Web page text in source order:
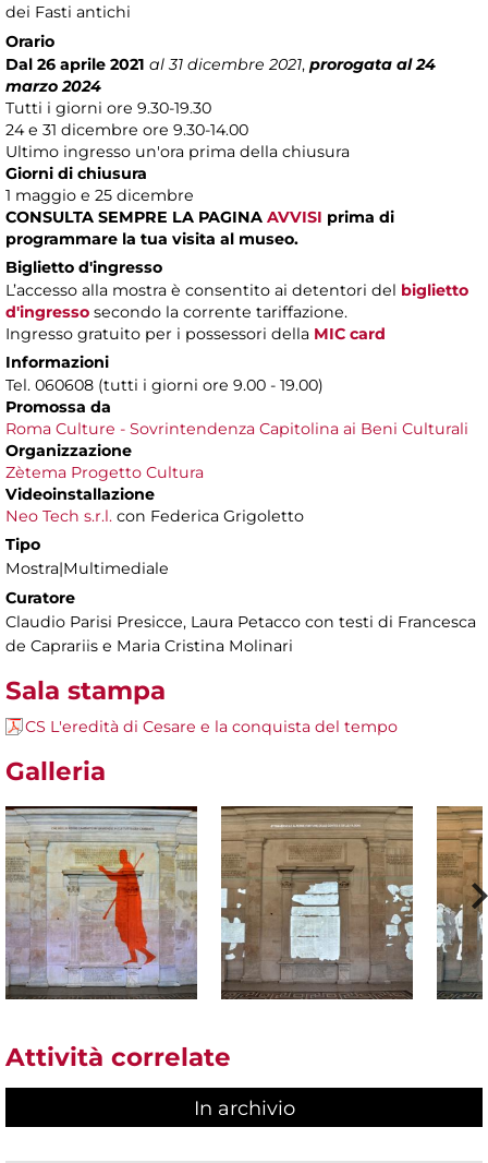
dei Fasti antichi
Orario
Dal 26 aprile 2021 al 31 dicembre 2021, prorogata al 24
marzo 2024
Tutti i giorni ore 9.30-19.30
24 e 31 dicembre ore 9.30-14.00
Ultimo ingresso un'ora prima della chiusura
Giorni di chiusura
1 maggio e 25 dicembre
CONSULTA SEMPRE LA PAGINA AVVISI prima di
programmare la tua visita al museo.
Biglietto d'ingresso
L’accesso alla mostra è consentito ai detentori del biglietto
d'ingresso secondo la corrente tariffazione.
Ingresso gratuito per i possessori della MIC card
Informazioni
Tel. 060608 (tutti i giorni ore 9.00 - 19.00)
Promossa da
Roma Culture - Sovrintendenza Capitolina ai Beni Culturali
Organizzazione
Zètema Progetto Cultura
Videoinstallazione
Neo Tech s.r.l. con Federica Grigoletto
Tipo
Mostra|Multimediale
Curatore
Claudio Parisi Presicce, Laura Petacco con testi di Francesca
de Caprariis e Maria Cristina Molinari
Sala stampa
CS L'eredità di Cesare e la conquista del tempo
Galleria
Attività correlate
In archivio